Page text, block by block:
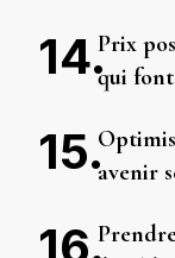
Prix
qui
avenir